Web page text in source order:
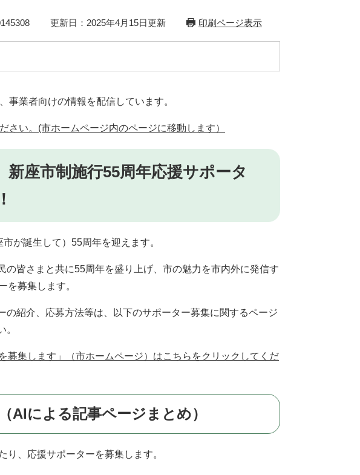
更新日：2025年4月15日更新 印刷ページ表示
事業者向けの情報を配信しています。
さい。(市ホームページ内のページに移動します）
新座市制施行55周年応援サポータ
が誕生して）55周年を迎えます。
の皆さまと共に55周年を盛り上げ、市の魅力を市内外に発信す
を募集します。
の紹介、応募方法等は、以下のサポーター募集に関するページ
。
募集します」（市ホームページ）はこちらをクリックしてくだ
AIによる記事ページまとめ）
り、応援サポーターを募集します。